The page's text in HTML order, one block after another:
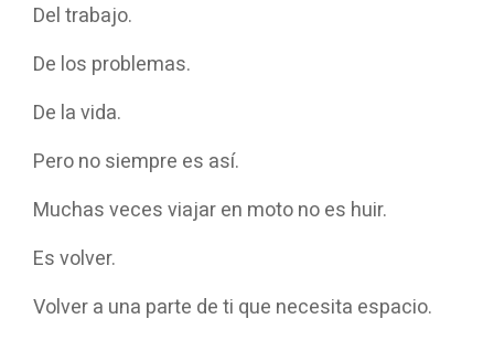
Del trabajo.
De los problemas.
De la vida.
Pero no siempre es así.
Muchas veces viajar en moto no es huir.
Es volver.
Volver a una parte de ti que necesita espacio.